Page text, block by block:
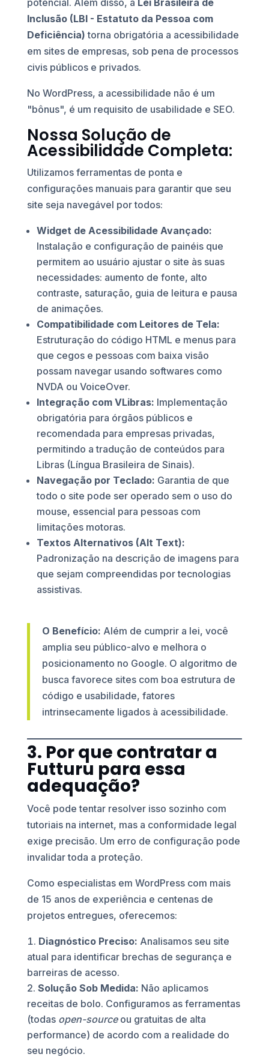
Inclusão (LBI - Estatuto da Pessoa com
Deficiência) torna obrigatória a acessibilidade
em sites de empresas, sob pena de processos
civis públicos e privados.
No WordPress, a acessibilidade não é um
"bônus", é um requisito de usabilidade e SEO.
Nossa Solução de
Acessibilidade Completa:
Utilizamos ferramentas de ponta e
configurações manuais para garantir que seu
site seja navegável por todos:
Widget de Acessibilidade Avançado:
Instalação e configuração de painéis que
permitem ao usuário ajustar o site às suas
necessidades: aumento de fonte, alto
contraste, saturação, guia de leitura e pausa
de animações.
Compatibilidade com Leitores de Tela:
Estruturação do código HTML e menus para
que cegos e pessoas com baixa visão
possam navegar usando softwares como
NVDA ou VoiceOver.
Integração com VLibras: Implementação
obrigatória para órgãos públicos e
recomendada para empresas privadas,
permitindo a tradução de conteúdos para
Libras (Língua Brasileira de Sinais).
Navegação por Teclado: Garantia de que
todo o site pode ser operado sem o uso do
mouse, essencial para pessoas com
limitações motoras.
Textos Alternativos (Alt Text):
Padronização na descrição de imagens para
que sejam compreendidas por tecnologias
assistivas.
O Benefício: Além de cumprir a lei, você
amplia seu público-alvo e melhora o
posicionamento no Google. O algoritmo de
busca favorece sites com boa estrutura de
código e usabilidade, fatores
intrinsecamente ligados à acessibilidade.
3. Por que contratar a
Futturu para essa
adequação?
Você pode tentar resolver isso sozinho com
tutoriais na internet, mas a conformidade legal
exige precisão. Um erro de configuração pode
invalidar toda a proteção.
Como especialistas em WordPress com mais
de 15 anos de experiência e centenas de
projetos entregues, oferecemos:
Diagnóstico Preciso: Analisamos seu site
atual para identificar brechas de segurança e
barreiras de acesso.
Solução Sob Medida: Não aplicamos
receitas de bolo. Configuramos as ferramentas
(todas open-sourceou gratuitas de alta
performance) de acordo com a realidade do
seu negócio.